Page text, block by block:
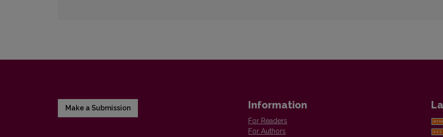
Make a Submission Information
For Readers
For Authors